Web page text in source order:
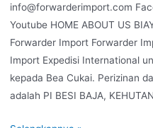
info@forwarderimport.com
Youtube HOME ABOUT US
Forwarder Import Forwarder
Import Expedisi International
kepada Bea Cukai. Perizinan
adalah PI BESI BAJA,